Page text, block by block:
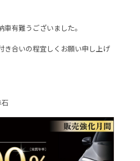
車有難うございました。
き合いの程宜しくお願い申し上げ